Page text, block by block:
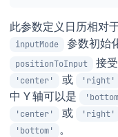
此参数定义日历相对
inputMode
参数初始
positionToInput
接
'center'
或 'right'
中 Y 轴可以是
'center'
或 'right'
'bottom'
。